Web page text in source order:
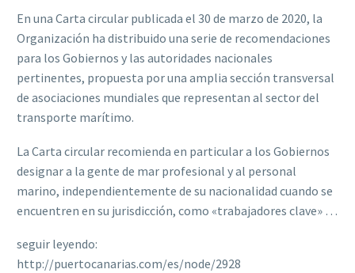
En una Carta circular publicada el 30 de marzo de 2020, la
Organización ha distribuido una serie de recomendaciones
para los Gobiernos y las autoridades nacionales
pertinentes, propuesta por una amplia sección transversal
de asociaciones mundiales que representan al sector del
transporte marítimo.
La Carta circular recomienda en particular a los Gobiernos
designar a la gente de mar profesional y al personal
marino, independientemente de su nacionalidad cuando se
encuentren en su jurisdicción, como «trabajadores clave» …
seguir leyendo:
http://puertocanarias.com/es/node/2928